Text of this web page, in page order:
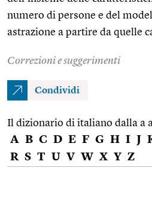
numero di persone e del
astrazione a partire da quelle
Correzioni e suggerimenti
Condividi
Il dizionario di italiano dalla a
A B C D E F G H I J
R S T U V W X Y Z